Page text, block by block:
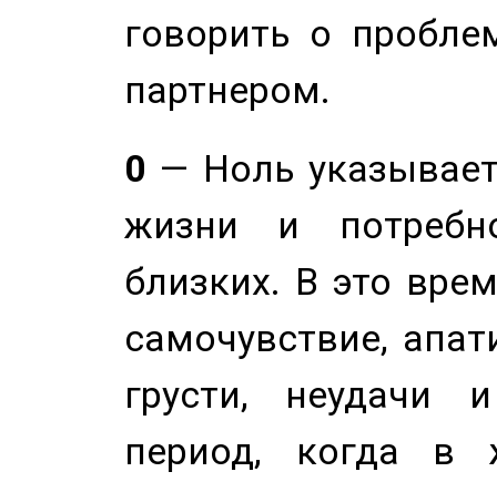
говорить о
партнером.
0 — Ноль
жизни и
близких. В это
самочувствие,
грусти, неудачи
период, когда в